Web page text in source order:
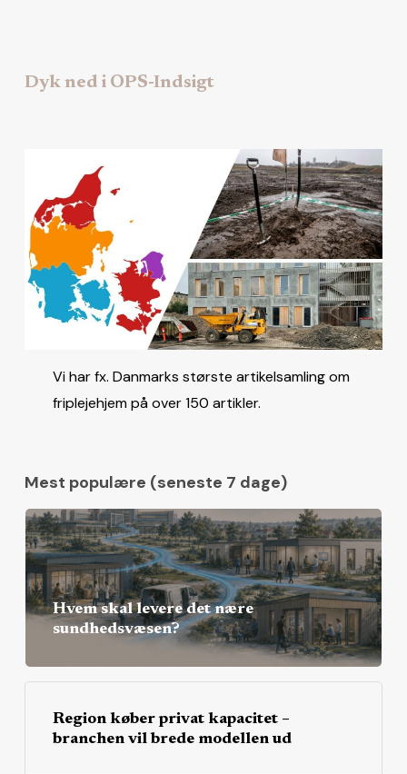
Dyk ned i OPS-Indsigt
Vi har fx. Danmarks største artikelsamling om
friplejehjem på over 150 artikler.
Mest populære (seneste 7 dage)
Hvem skal levere det nære
sundhedsvæsen?
Region køber privat kapacitet –
branchen vil brede modellen ud